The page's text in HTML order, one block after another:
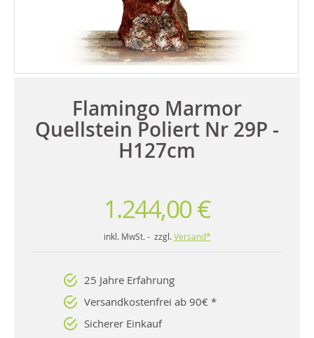
Flamingo Marmor
Quellstein Poliert Nr 29P -
H127cm
1.244,00 €
inkl. MwSt. - zzgl. Versand*
25 Jahre Erfahrung
Versandkostenfrei ab 90€ *
Sicherer Einkauf